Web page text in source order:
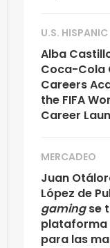
U.S. HISPANIC
Alba
Coca-Cola
Careers
the FIFA
Career
MERCADEO
Juan
López de
gamingse
plataforma
para las